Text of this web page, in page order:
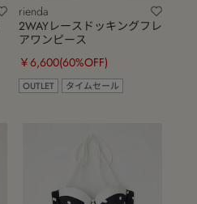
rienda
2WAYレースドッキングフレ
アワンピース
￥6,600(60%OFF)
OUTLET タイムセール